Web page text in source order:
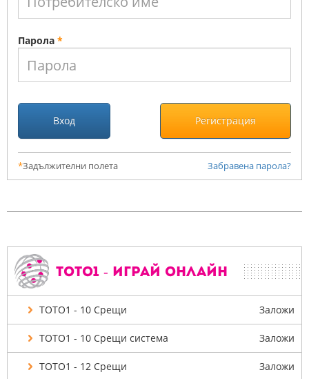
Парола *
Вход Регистрация
*Задължителни полета Забравена парола?
ТОТО1 - Играй онлайн
ТОТО1 - 10 Срещи Заложи
ТОТО1 - 10 Срещи система Заложи
ТОТО1 - 12 Срещи Заложи